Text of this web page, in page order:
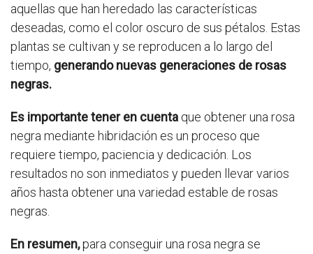
aquellas que han heredado las características
deseadas, como el color oscuro de sus pétalos. Estas
plantas se cultivan y se reproducen a lo largo del
tiempo, generando nuevas generaciones de rosas
negras.
Es importante tener en cuenta que obtener una rosa
negra mediante hibridación es un proceso que
requiere tiempo, paciencia y dedicación. Los
resultados no son inmediatos y pueden llevar varios
años hasta obtener una variedad estable de rosas
negras.
En resumen,para conseguir una rosa negra se